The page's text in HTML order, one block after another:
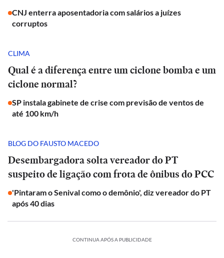
CNJ enterra aposentadoria com salários a juízes
corruptos
CLIMA
Qual é a diferença entre um ciclone bomba e um
ciclone normal?
SP instala gabinete de crise com previsão de ventos de
até 100 km/h
BLOG DO FAUSTO MACEDO
Desembargadora solta vereador do PT
suspeito de ligação com frota de ônibus do PCC
'Pintaram o Senival como o demônio', diz vereador do PT
após 40 dias
CONTINUA APÓS A PUBLICIDADE